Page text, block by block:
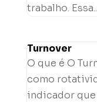
trabalho.
Turnover
O que é O
como
indicador que